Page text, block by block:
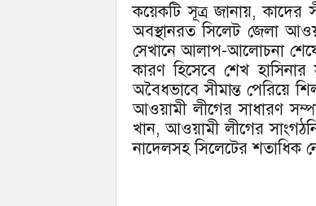
কয়েকটি সূত্র জানায়, কাদের
অবস্থানরত সিলেট জেলা
সেখানে আলাপ-আলোচনা শেষে
কারণ হিসেবে শেখ হাসিনার
অবৈধভাবে সীমান্ত পেরিয়ে
আওয়ামী লীগের সাধারণ
খান, আওয়ামী লীগের
নাদেলসহ সিলেটের শতাধিক